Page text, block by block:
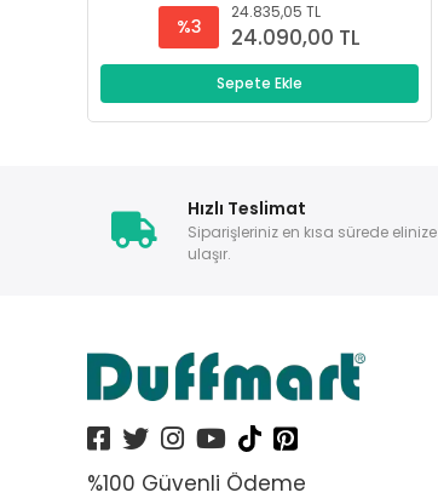
%3
24.835,05 TL
24.090,00 TL
Sepete Ekle
Hızlı Teslimat
Siparişleriniz en kısa sürede elinize
ulaşır.
%100 Güvenli Ödeme